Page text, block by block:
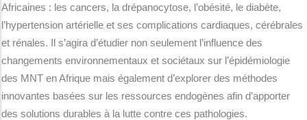
Africaines : les cancers, la drépanocytose, l’obésité, le diabète,
l’hypertension artérielle et ses complications cardiaques, cérébrales
et rénales. Il s’agira d’étudier non seulement l’influence des
changements environnementaux et sociétaux sur l’épidémiologie
des MNT en Afrique mais également d’explorer des méthodes
innovantes basées sur les ressources endogènes afin d’apporter
des solutions durables à la lutte contre ces pathologies.